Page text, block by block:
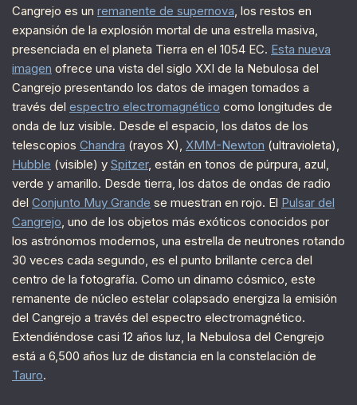
Cangrejo es un remanente de supernova, los restos en
expansión de la explosión mortal de una estrella masiva,
presenciada en el planeta Tierra en el 1054 EC. Esta nueva
imagen ofrece una vista del siglo XXI de la Nebulosa del
Cangrejo presentando los datos de imagen tomados a
través del espectro electromagnético como longitudes de
onda de luz visible. Desde el espacio, los datos de los
telescopios Chandra (rayos X), XMM-Newton (ultravioleta),
Hubble (visible) y Spitzer, están en tonos de púrpura, azul,
verde y amarillo. Desde tierra, los datos de ondas de radio
del Conjunto Muy Grande se muestran en rojo. El Pulsar del
Cangrejo, uno de los objetos más exóticos conocidos por
los astrónomos modernos, una estrella de neutrones rotando
30 veces cada segundo, es el punto brillante cerca del
centro de la fotografía. Como un dinamo cósmico, este
remanente de núcleo estelar colapsado energiza la emisión
del Cangrejo a través del espectro electromagnético.
Extendiéndose casi 12 años luz, la Nebulosa del Cengrejo
está a 6,500 años luz de distancia en la constelación de
Tauro.